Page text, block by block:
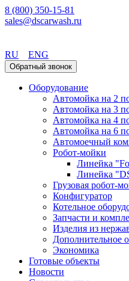
8 (800) 350-15-81
sales@dscarwash.ru
RU
ENG
Обратный звонок
Оборудование
Автомойка на 2
Автомойка на 3
Автомойка на 4
Автомойка на 6
Автомоечный
Робот-мойки
Линейка
Линейка
Грузовая робот-
Конфигуратор
Котельное
Запчасти и
Изделия из
Дополнительное
Экономика
Готовые объекты
Новости